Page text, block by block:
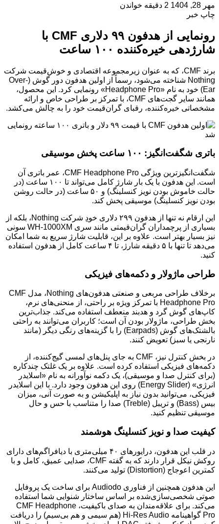
مهر 28, 1404
2 دقیقه خواندن
چاپ خبر
رونمایی از هدفون ۹۹ دلاری CMF با
شارژدهی خیره‌کننده ۱۰۰ ساعت
برند CMF، که به عنوان زیرمجموعه اقتصادی و خوش‌قیمت شرکت
Nothing شناخته می‌شود، رسماً از اولین هدفون دور گوش (Over-
Ear) خود به نام «Headphone Pro» رونمایی کرد. این محصول،
همانند سایر گجت‌های CMF، با تمرکز بر طراحی خاص و ارائه
مشخصاتی خیره‌کننده، رقبای گران‌قیمت خود را به چالش می‌کشد.
باتری شگفت‌انگیز: ۱۰۰ ساعت پخش موسیقی
شگفت‌انگیزترین ویژگی CMF Headphone Pro، عمر باتری آن
است. این هدفون با یک بار شارژ کامل می‌تواند تا ۱۰۰ ساعت (در
حالت خاموش بودن نویز کنسلینگ) و ۵۰ ساعت (در حالت روشن
بودن نویز کنسلینگ) موسیقی پخش کند.
این ارقام نه تنها از هدفون ۲۹۹ دلاری خودِ شرکت Nothing، بلکه از
بسیاری از پرچمداران گران‌قیمتی مانند سری WH-1000XM سونی
نیز بسیار بهتر است. علاوه بر این، قابلیت شارژ سریع به شما امکان
می‌دهد تا تنها با ۵ دقیقه شارژ، تا ۴ ساعت کامل از هدفون استفاده
کنید.
طراحی ماژولار و دکمه‌های فیزیکی
برخلاف طراحی مربعی و صنعتی هدفون‌های Nothing، مدل CMF
Headphone Pro با تمرکز ویژه بر راحتی، از منحنی‌های نرم،
کاپ‌های گوش گرد و هدبند منعطف استفاده می‌کند. جذاب‌ترین
بخش طراحی، ماژولار بودن آن است؛ کاربران می‌توانند به راحتی
بالشتک‌های گوش (Earpads) را با گزینه‌های رنگی دیگر (مانند
نارنجی یا سبز) تعویض کنند.
در بخش کنترل نیز، CMF به جای پنل‌های لمسی گیج‌کننده، از
دکمه‌های فیزیکی استفاده کرده است. علاوه بر یک غلتک چندکاره
(برای کنترل صدا و موسیقی)، یک دکمه نوآورانه به نام «اسلایدر
انرژی» (Energy Slider) روی این هدفون وجود دارد. با این اسلایدر
فیزیکی، می‌توانید بدون نیاز به اپلیکیشن و به صورت آنی، میزان
بیس (Bass) و تریبل (Treble) صدا را متناسب با حس و حال
موسیقی تنظیم کنید.
کیفیت صدا و نویز کنسلینگ هوشمند
در قلب این هدفون، درایورهای ۴۰ میلی‌متری با دیافراگم‌های دارای
روکش نیکل قرار دارند که به گفته CMF، صدایی عمیق، کامل و با
کمترین اعوجاج (Distortion) تولید می‌کنند.
این هدفون همچنین از فناوری Audiodo برای ساخت یک پروفایل
صوتی شخصی‌سازی‌شده بر اساس ساختار شنوایی شما استفاده
می‌کند. برای علاقه‌مندان به صدای باکیفیت، CMF Headphone
Pro گواهینامه Hi-Res Audio (هم سیمی و هم بی‌سیم) را دریافت